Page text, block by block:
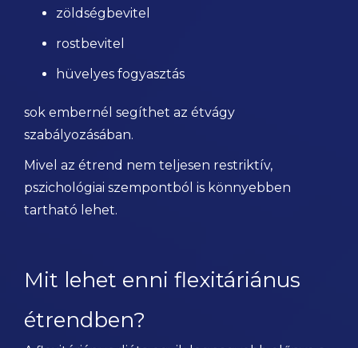
zöldségbevitel
rostbevitel
hüvelyes fogyasztás
sok embernél segíthet az étvágy
szabályozásában.
Mivel az étrend nem teljesen restriktív,
pszichológiai szempontból is könnyebben
tartható lehet.
Mit lehet enni flexitáriánus
étrendben?